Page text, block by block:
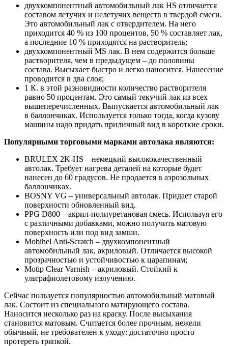
двухкомпонентный автомобильный лак HS отличается
составом летучих и нелетучих веществ в твердой смеси.
Это автомобильный лак с отвердителем. На него
приходится 40 % из 100 процентов, 50 % составляет лак,
а последние 10 % приходятся на растворитель;
двухкомпонентный MS лак. В нем содержится больше
растворителя, чем в предыдущем – до половины
состава. Высыхает быстро и легко наносится. Нанесение
проводится в два слоя;
1 К. в этой разновидности количество растворителя
равно 50 процентам. Это самый текучий лак из всех
вышеперечисленных. Выпускается автомобильный лак
в баллончиках. Используется только тогда, когда кузову
машины надо придать приличный вид в короткие сроки.
Популярными торговыми марками автолака являются:
BRULEX 2K-HS – немецкий высококачественный
автолак. Требует нагрева деталей на которые будет
нанесен до 60 градусов. Не продается в аэрозольных
баллончиках.
BOSNY VG – универсальный автолак. Придает старой
поверхности обновленный вид.
PPG D800 – акрил-полиуретановая смесь. Используя его
с различными добавками, можно получить матовую
поверхность или под вид замши.
Mobihel Anti-Scratch – двухкомпонентный
автомобильный лак, акриловый. Отличается высокой
прозрачностью и устойчивостью к царапинам;
Motip Clear Varnish – акриловый. Стойкий к
ультрафиолетовому излучению.
Сейчас пользуется популярностью автомобильный матовый
лак. Состоит из специального матирующего состава.
Наносится несколько раз на краску. После высыхания
становится матовым. Считается более прочным, нежели
обычный, не требователен к уходу: достаточно просто
протереть тряпкой.